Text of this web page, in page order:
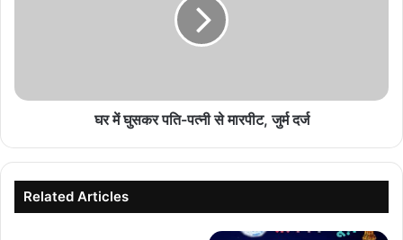
दर्ज
घर में घुसकर पति-पत्नी से मारपीट, जुर्म दर्ज
Related Articles